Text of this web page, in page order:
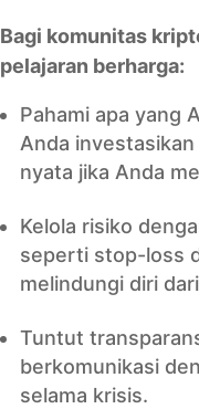
Bagi komunitas
pelajaran berharga:
Pahami apa yang
Anda
nyata jika Anda
Kelola risiko
seperti stop-loss
melindungi diri
Tuntut
berkomunikasi
selama krisis.